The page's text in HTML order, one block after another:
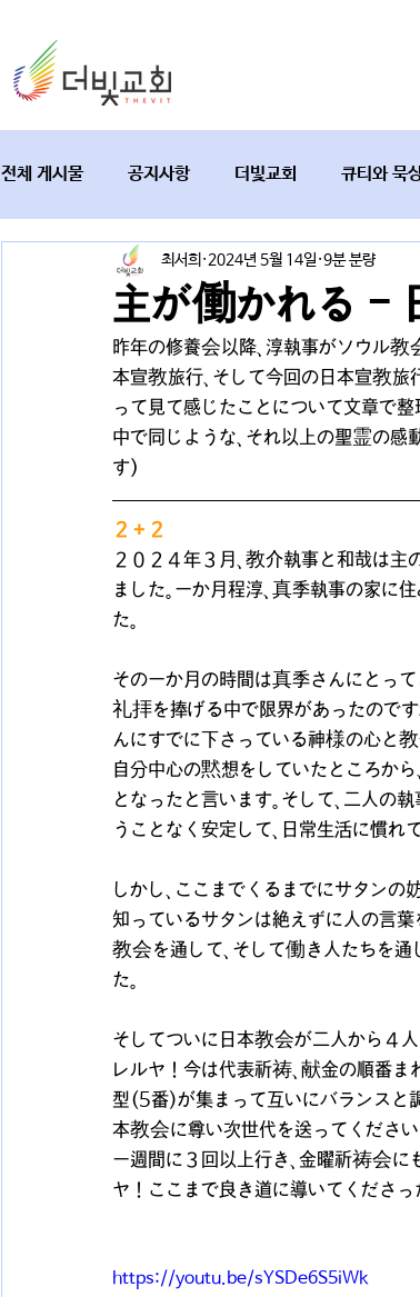
전체 게시물 공지사항 더빛교회 큐티와 묵
교육과 테필린 토요가정예배 설교요약
主が働かれる -
최서희 2024년 5월 14일 9분 분량
昨年の修養会以降、淳執事がソウル
本宣教旅行、そして今回の日本宣教
って見て感じたことについて文章で
中で同じような、それ以上の聖霊の
す）
２＋２
２０２４年３月、教介執事と和哉は
ました。一か月程淳、真季執事の家に
た。
その一か月の時間は真季さんにとって
礼拝を捧げる中で限界があったので
んにすでに下さっている神様の心と
自分中心の黙想をしていたところか
となったと言います。そして、二人の
うことなく安定して、日常生活に慣れ
しかし、ここまでくるまでにサタン
知っているサタンは絶えずに人の言葉
教会を通して、そして働き人たちを
た。
そしてついに日本教会が二人から４
レルヤ！今は代表祈祷、献金の順番
型(5番)が集まって互いにバランスと
本教会に尊い次世代を送ってくださ
一週間に３回以上行き、金曜祈祷会
ヤ！ここまで良き道に導いてくださっ
https://youtu.be/sYSDe6S5iWk